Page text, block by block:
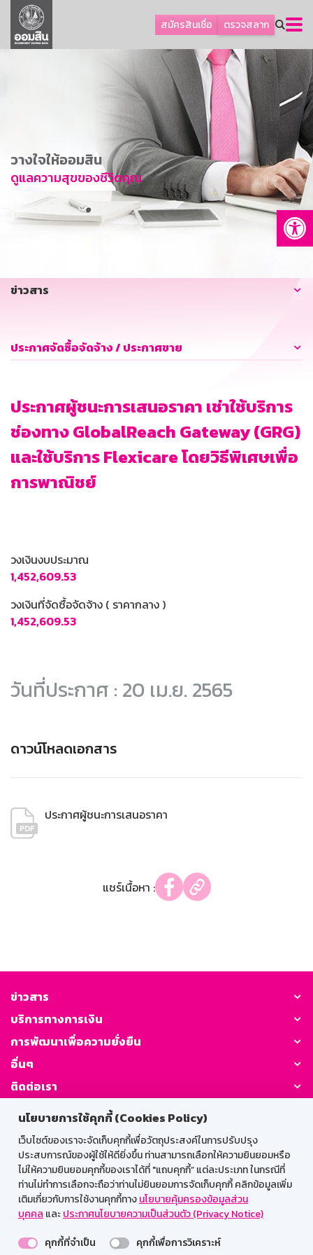
นโยบายการใช้คุกกี้ (Cookies Policy)
เว็บไซต์ของเราจะจัดเก็บคุกกี้เพื่อวัตถุประสงค์ในการปรับปรุง
ประสบการณ์ของผู้ใช้ให้ดียิ่งขึ้น ท่านสามารถเลือกให้ความยินยอมหรือ
ไม่ให้ความยินยอมคุกกี้ของเราได้ที่ "แถบคุกกี้” แต่ละประเภท ในกรณีที่
ท่านไม่ทำการเลือกจะถือว่าท่านไม่ยินยอมการจัดเก็บคุกกี้ คลิกข้อมูลเพิ่ม
เติมเกี่ยวกับการใช้งานคุกกี้ทางนโยบายคุ้มครองข้อมูลส่วน
บุคคล และประกาศนโยบายความเป็นส่วนตัว (Privacy Notice)
คุกกี้ที่จำเป็น
คุกกี้เพื่อการวิเคราะห์
สมัครสินเชื่อ ตรวจสลาก
ลูกค้าธุรกิจ
ลูกค้าผู้ประกอบรายย่อย
การพัฒนาที่ยั่งยืน
ข่าวสาร
บริการทางการเงิน
อื่นๆ
วางใจให้ออมสิน
ดูแลความสุขของชีวิตคุณ
ข่าวสาร
ประกาศจัดซื้อจัดจ้าง / ประกาศขาย
ประกาศผู้ชนะการเสนอราคา เช่าใช้บริการ
ช่องทาง GlobalReach Gateway (GRG)
และใช้บริการ Flexicare โดยวิธีพิเศษเพื่อ
การพาณิชย์
วงเงินงบประมาณ
1,452,609.53
วงเงินที่จัดซื้อจัดจ้าง ( ราคากลาง )
1,452,609.53
วันที่ประกาศ : 20 เม.ย. 2565
ดาวน์โหลดเอกสาร
ประกาศผู้ชนะการเสนอราคา
แชร์เนื้อหา :
ข่าวสาร
บริการทางการเงิน
การพัฒนาเพื่อความยั่งยืน
อื่นๆ
ติดต่อเรา
GSB Society:
สำหรับพนักงาน
Web HR
GSB Wisdom
M-Search
เข้าสู่ระบบเน็ตเมล